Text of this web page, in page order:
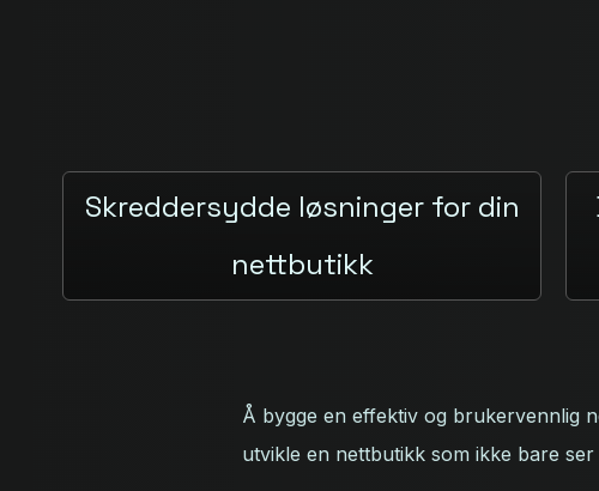
Skreddersydde løsninger for din
nettbutikk
Å bygge en effektiv og brukervennlig
utvikle en nettbutikk som ikke bare